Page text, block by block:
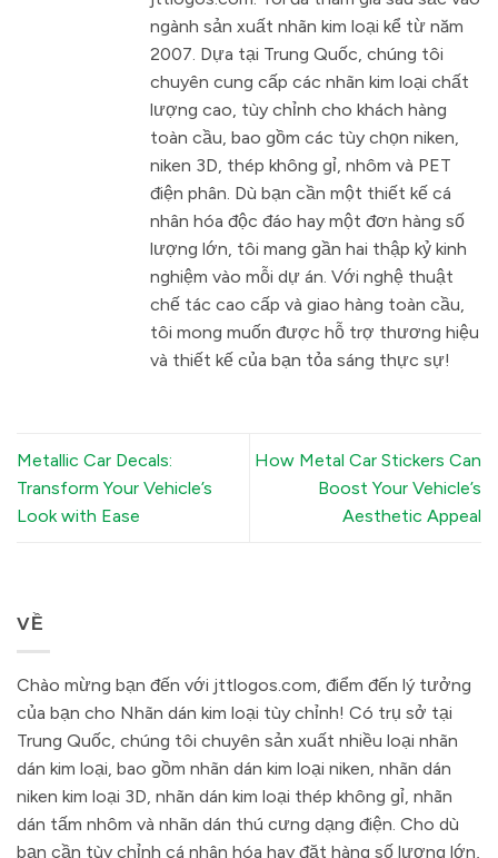
ngành sản xuất nhãn kim loại kể từ năm
2007. Dựa tại Trung Quốc, chúng tôi
chuyên cung cấp các nhãn kim loại chất
lượng cao, tùy chỉnh cho khách hàng
toàn cầu, bao gồm các tùy chọn niken,
niken 3D, thép không gỉ, nhôm và PET
điện phân. Dù bạn cần một thiết kế cá
nhân hóa độc đáo hay một đơn hàng số
lượng lớn, tôi mang gần hai thập kỷ kinh
nghiệm vào mỗi dự án. Với nghệ thuật
chế tác cao cấp và giao hàng toàn cầu,
tôi mong muốn được hỗ trợ thương hiệu
và thiết kế của bạn tỏa sáng thực sự!
Metallic Car Decals:
Transform Your Vehicle’s
Look with Ease
How Metal Car Stickers Can
Boost Your Vehicle’s
Aesthetic Appeal
VỀ
Chào mừng bạn đến với jttlogos.com, điểm đến lý tưởng
của bạn cho Nhãn dán kim loại tùy chỉnh! Có trụ sở tại
Trung Quốc, chúng tôi chuyên sản xuất nhiều loại nhãn
dán kim loại, bao gồm nhãn dán kim loại niken, nhãn dán
niken kim loại 3D, nhãn dán kim loại thép không gỉ, nhãn
dán tấm nhôm và nhãn dán thú cưng dạng điện. Cho dù
bạn cần tùy chỉnh cá nhân hóa hay đặt hàng số lượng lớn,